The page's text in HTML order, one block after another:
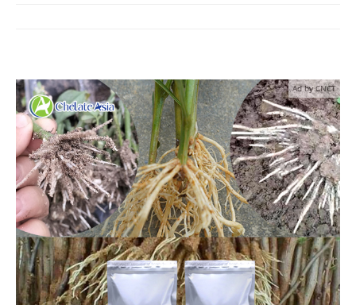
Ad by CNCT